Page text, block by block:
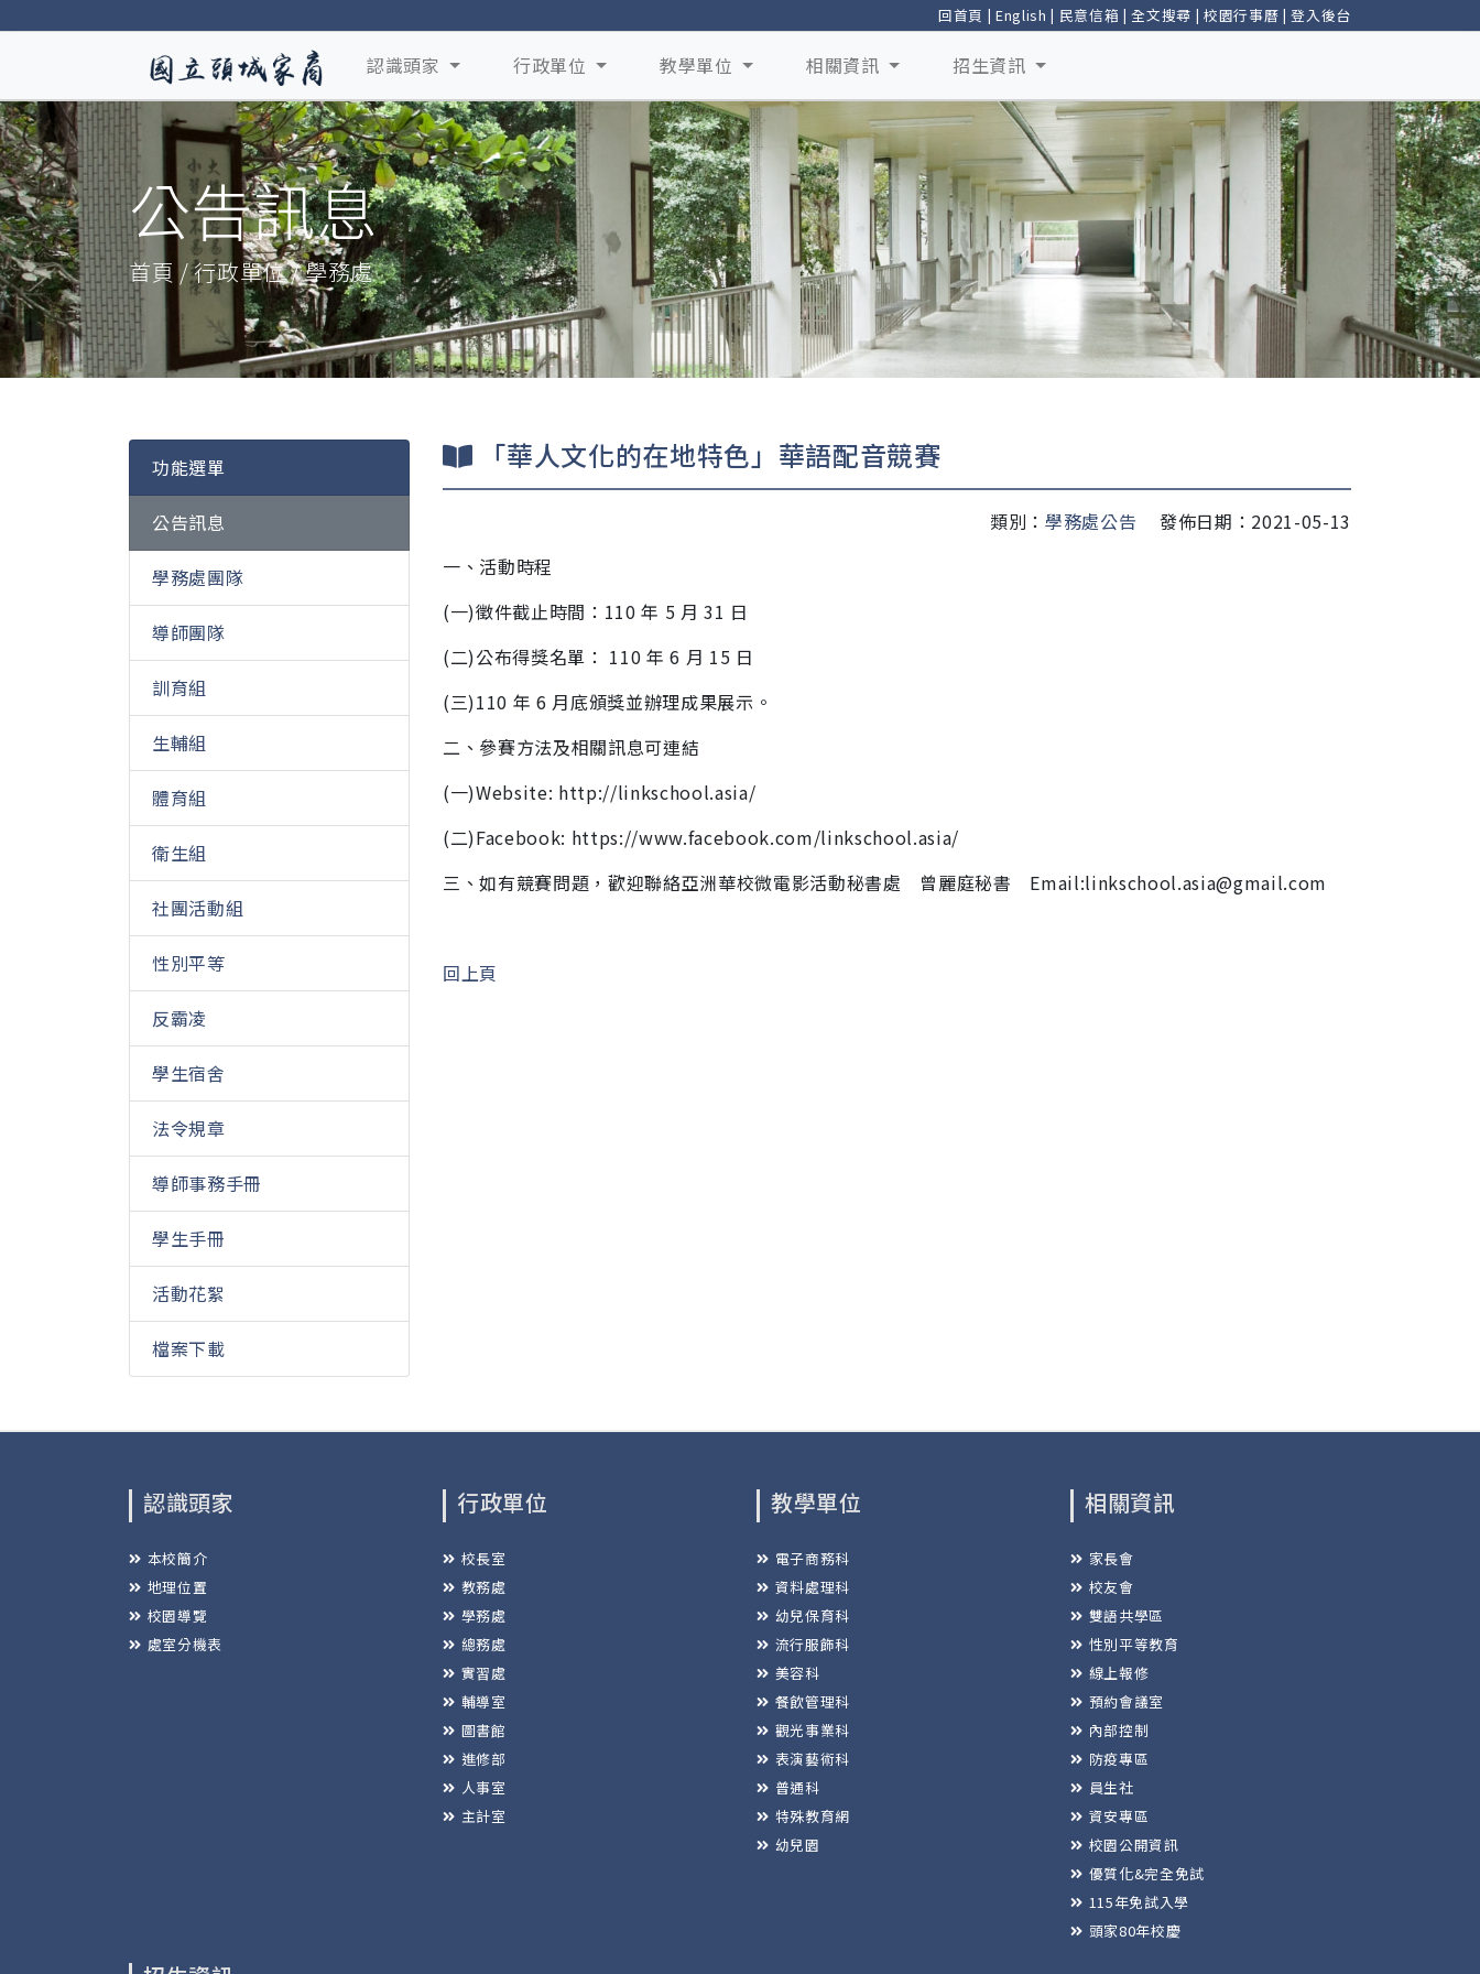
回首頁 | English | 民意信箱 |全文搜尋 | 校園行事曆 |登入後台
認識頭家 行政單位 教學單位 相關資訊 招生資訊
公告訊息
首頁 / 行政單位 / 學務處
功能選單
公告訊息
學務處團隊
導師團隊
訓育組
生輔組
體育組
衛生組
社團活動組
性別平等
反霸凌
學生宿舍
法令規章
導師事務手冊
學生手冊
活動花絮
檔案下載
「華人文化的在地特色」華語配音競賽
類別： 學務處公告
發佈日期：2021-05-13
一、活動時程
(一)徵件截止時間：110 年 5 月 31 日
(二)公布得獎名單： 110 年 6 月 15 日
(三)110 年 6 月底頒獎並辦理成果展示。
二、參賽方法及相關訊息可連結
(一)Website: http://linkschool.asia/
(二)Facebook: https://www.facebook.com/linkschool.asia/
三、如有競賽問題，歡迎聯絡亞洲華校微電影活動秘書處 曾麗庭秘書 Email:linkschool.asia@gmail.com
回上頁
認識頭家
本校簡介
地理位置
校園導覽
處室分機表
行政單位
校長室
教務處
學務處
總務處
實習處
輔導室
圖書館
進修部
人事室
主計室
教學單位
電子商務科
資料處理科
幼兒保育科
流行服飾科
美容科
餐飲管理科
觀光事業科
表演藝術科
普通科
特殊教育網
幼兒園
相關資訊
家長會
校友會
雙語共學區
性別平等教育
線上報修
預約會議室
內部控制
防疫專區
員生社
資安專區
校園公開資訊
優質化&完全免試
115年免試入學
頭家80年校慶